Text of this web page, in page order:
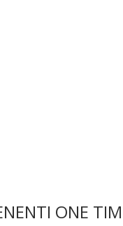
ONE